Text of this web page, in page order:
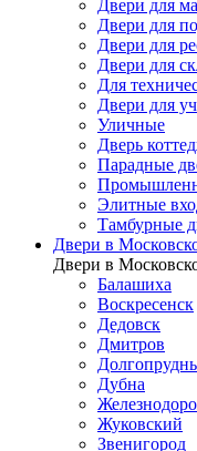
Двери для
Двери для
Двери для
Двери для
Для
Двери для
Уличные
Дверь
Парадные
Элитные
Тамбурные
Двери в
Двери в
Балашиха
Воскресенск
Дедовск
Дмитров
Дубна
Жуковский
Звенигород